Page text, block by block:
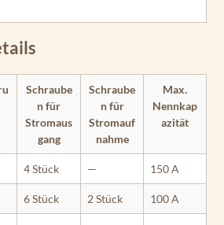
Schraube
n für
Stromaus
gang
Schraube
n für
Stromauf
nahme
Max.
Nennkap
azität
4 Stück — 150 A
6 Stück 2 Stück 100 A